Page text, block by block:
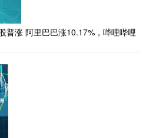
普涨 阿里巴巴涨10.17%，哔哩哔哩